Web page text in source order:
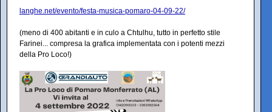
langhe.net/evento/festa-musica-pomaro-04-09-22/
(meno di 400 abitanti e in culo a Chtulhu, tutto in perfetto stile
Farinei... compresa la grafica implementata con i potenti mezzi
della Pro Loco!)